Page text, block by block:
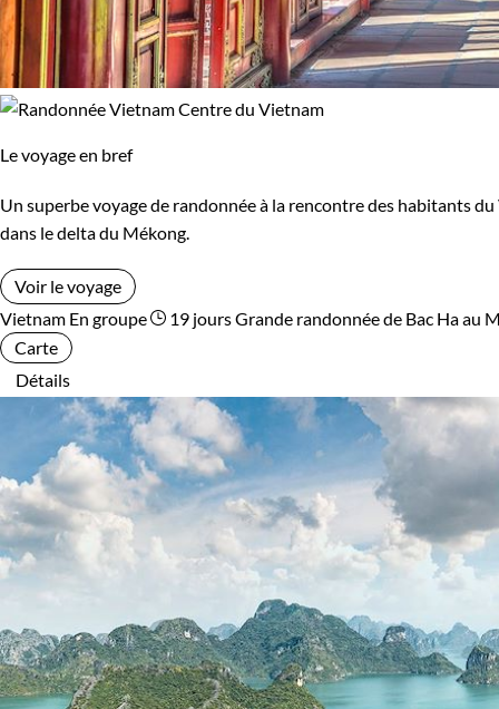
Le voyage en bref
Un superbe voyage de randonnée à la rencontre des habitants
dans le delta du Mékong.
Voir le voyage
Vietnam En groupe 19 joursGrande randonnée de Bac Ha au
Carte
Détails